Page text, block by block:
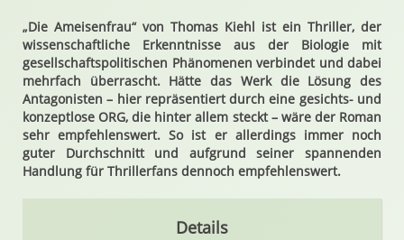
„Die Ameisenfrau“ von Thomas Kiehl ist ein Thriller, der
wissenschaftliche Erkenntnisse aus der Biologie mit
gesellschaftspolitischen Phänomenen verbindet und dabei
mehrfach überrascht. Hätte das Werk die Lösung des
Antagonisten – hier repräsentiert durch eine gesichts- und
konzeptlose ORG, die hinter allem steckt – wäre der Roman
sehr empfehlenswert. So ist er allerdings immer noch
guter Durchschnitt und aufgrund seiner spannenden
Handlung für Thrillerfans dennoch empfehlenswert.
Details